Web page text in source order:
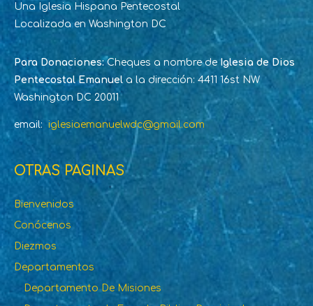
Una Iglesia Hispana Pentecostal
Localizada en Washington DC
Para Donaciones:Cheques a nombre de Iglesia de Dios
Pentecostal Emanuel a la dirección: 4411 16st NW
Washington DC 20011
email: iglesiaemanuelwdc@gmail.com
OTRAS PAGINAS
Bienvenidos
Conócenos
Diezmos
Departamentos
Departamento De Misiones